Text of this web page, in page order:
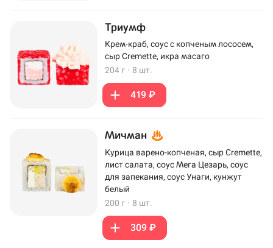
Триумф
Крем-краб, соус с копченым лососем,
сыр Cremette, икра масаго
204 г · 8 шт.
419 ₽
Мичман
Курица варено-копченая, сыр Cremette,
лист салата, соус Мега Цезарь, соус
для запекания, соус Унаги, кунжут
белый
200 г · 8 шт.
309 ₽